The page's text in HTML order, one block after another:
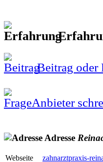
Beitrag oder
Anbieter
Adresse
Webseite
zahnarztpraxis-